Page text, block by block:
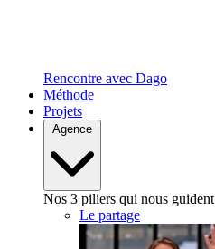
Rencontre avec Dago
Méthode
Projets
Agence
Nos 3 piliers qui nous guident
Le partage